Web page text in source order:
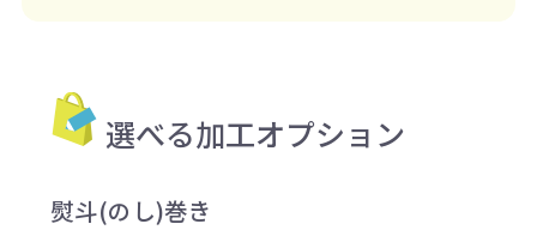
選べる加工オプション
熨斗(のし)巻き